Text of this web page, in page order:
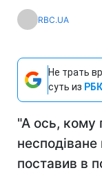
RBC.UA
Не трать
суть из
"А ось, кому
поставив в